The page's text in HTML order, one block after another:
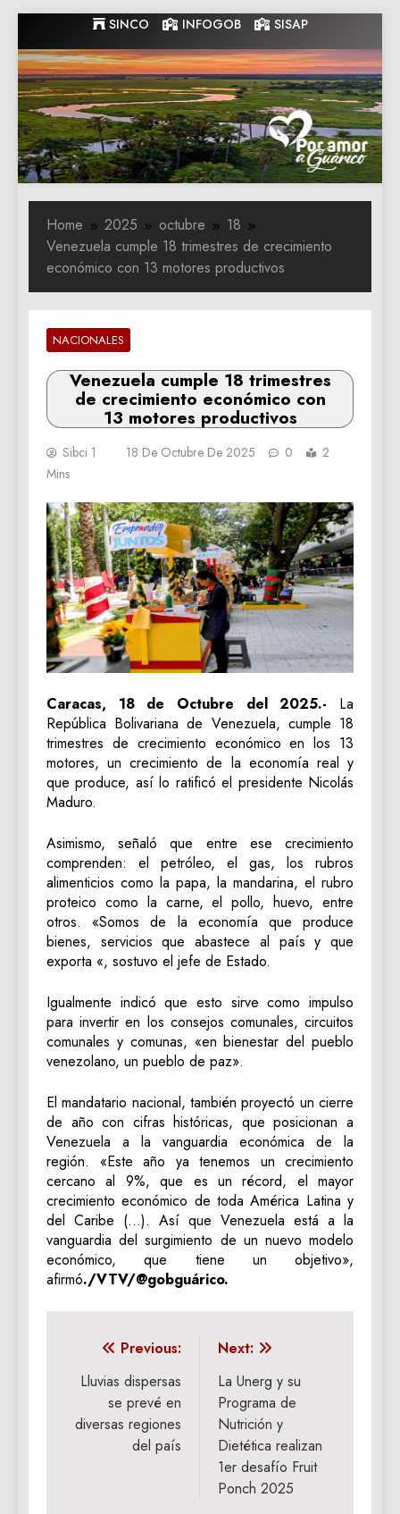
to
content
SINCO INFOGOB SISAP
Gobernacion
de Guarico
Gobernacion de Guarico
Home 2025 octubre
18
Venezuela cumple 18 trimestres de crecimiento
económico con 13 motores productivos
NACIONALES
Venezuela cumple 18 trimestres
de crecimiento económico con
13 motores productivos
Sibci 1 18 De Octubre De 2025 0
2
Mins
Caracas, 18 de Octubre del 2025.- La
República Bolivariana de Venezuela, cumple 18
trimestres de crecimiento económico en los 13
motores, un crecimiento de la economía real y
que produce, así lo ratificó el presidente Nicolás
Maduro.
Asimismo, señaló que entre ese crecimiento
comprenden: el petróleo, el gas, los rubros
alimenticios como la papa, la mandarina, el rubro
proteico como la carne, el pollo, huevo, entre
otros. «Somos de la economía que produce
bienes, servicios que abastece al país y que
exporta «, sostuvo el jefe de Estado.
Igualmente indicó que esto sirve como impulso
para invertir en los consejos comunales, circuitos
comunales y comunas, «en bienestar del pueblo
venezolano, un pueblo de paz».
El mandatario nacional, también proyectó un cierre
de año con cifras históricas, que posicionan a
Venezuela a la vanguardia económica de la
región. «Este año ya tenemos un crecimiento
cercano al 9%, que es un récord, el mayor
crecimiento económico de toda América Latina y
del Caribe (…). Así que Venezuela está a la
vanguardia del surgimiento de un nuevo modelo
económico, que tiene un objetivo»,
afirmó./VTV/@gobguárico.
Navegación
de
entradas
Previous:
Lluvias dispersas
se prevé en
diversas regiones
del país
Next:
La Unerg y su
Programa de
Nutrición y
Dietética realizan
1er desafío Fruit
Ponch 2025